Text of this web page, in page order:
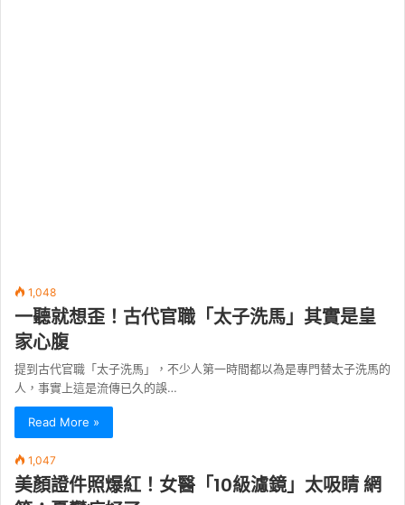
1,048
一聽就想歪！古代官職「太子洗馬」其實是皇
家心腹
提到古代官職「太子洗馬」，不少人第一時間都以為是專門替太子洗馬的
人，事實上這是流傳已久的誤…
Read More »
1,047
美顏證件照爆紅！女醫「10級濾鏡」太吸睛 網